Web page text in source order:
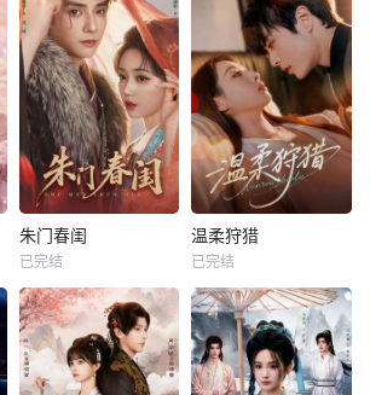
朱门春闺
已完结
温柔狩猎
已完结